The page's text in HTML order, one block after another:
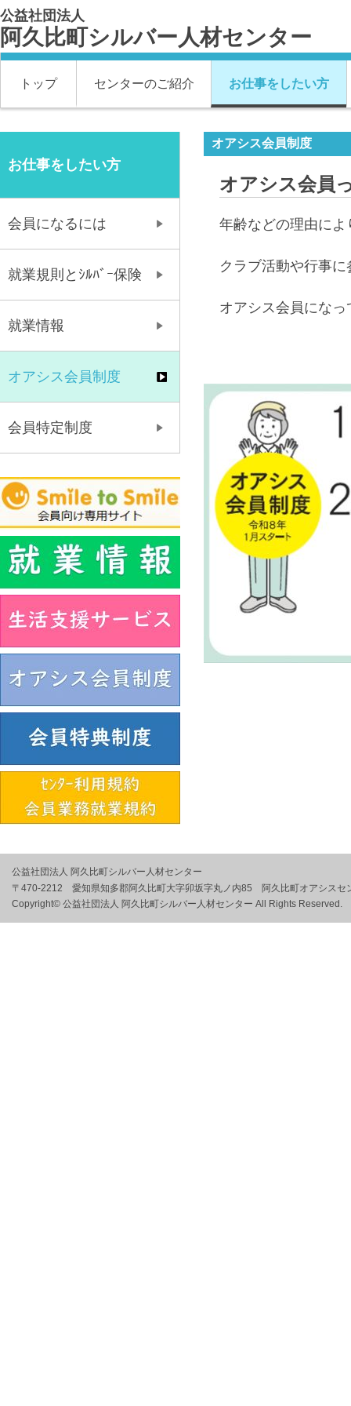
公益社団法人
阿久比町シルバー人材センター
トップ センターのご紹介 お仕事をしたい方
オアシス会員制度
オアシス会員
年齢などの理由に
クラブ活動や行事
オアシス会員にな
お仕事をしたい方
会員になるには
就業規則とｼﾙﾊﾞｰ保険
就業情報
オアシス会員制度
会員特定制度
公益社団法人 阿久比町シルバー人材センター
〒470-2212 愛知県知多郡阿久比町大字卯坂字丸ノ内85 阿久比町オアシスセ
Copyright© 公益社団法人 阿久比町シルバー人材センター All Rights Reserved.